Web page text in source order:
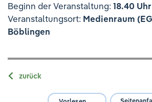
Beginn der Veranstaltung: 18.40 Uhr
Veranstaltungsort: Medienraum
Böblingen
zurück